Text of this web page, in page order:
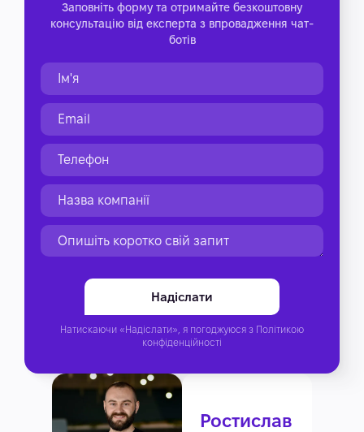
Ростислав
Заповніть форму та отримайте безкоштовну
консультацію від експерта з впровадження чат-
ботів
Натискаючи «Надіслати», я погоджуюся з Політикою
конфіденційності